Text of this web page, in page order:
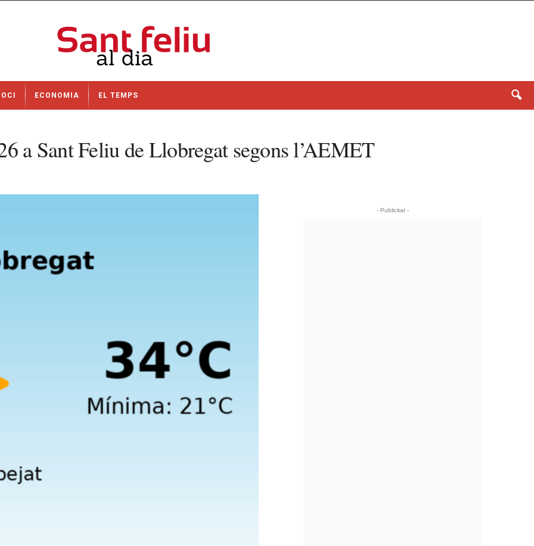
OCI ECONOMIA EL TEMPS
a Sant Feliu de Llobregat segons l’AEMET
- Publicitat -